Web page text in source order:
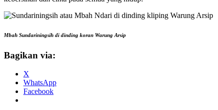
Mbah Sundariningsih di dinding koran Warung Arsip
Bagikan via:
X
WhatsApp
Facebook